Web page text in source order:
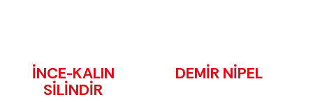
İNCE-KALIN
SİLİNDİR
DEMİR NİPEL